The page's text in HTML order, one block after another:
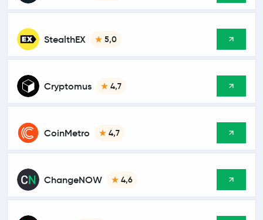
StealthEX 5,0
Cryptomus 4,7
CoinMetro 4,7
ChangeNOW 4,6